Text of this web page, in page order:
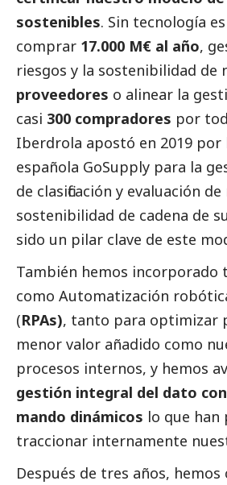
sostenibles. Sin tecnología
comprar 17.000 M€ al año,
riesgos y la sostenibilidad de
proveedores o alinear la
casi 300 compradores por
Iberdrola apostó en 2019
española GoSupply para la
de clasificación y evaluación
sostenibilidad de cadena de
sido un pilar clave de este
También hemos incorporado
como Automatización
(RPAs), tanto para optimizar
menor valor añadido como
procesos internos, y hemos
gestión integral del dato
mando dinámicos lo que
traccionar internamente
Después de tres años, hemos